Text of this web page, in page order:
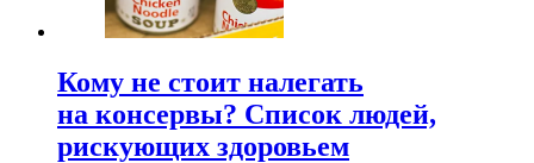
Кому не стоит налегать
на консервы? Список людей,
рискующих здоровьем